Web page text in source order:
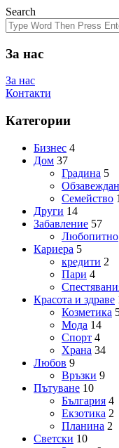
Search
За нас
За нас
Контакти
Категории
Бизнес 4
Дом 37
Градина 5
Семейство
Други 14
Забавление 57
Любопитно
Кариера 5
кредити 2
Пари 4
Красота и здраве
Козметика
Мода 14
Спорт 4
Храна 34
Любов 9
Връзки 9
Пътуване 10
България 4
Екзотика 2
Планина 2
Светски 10